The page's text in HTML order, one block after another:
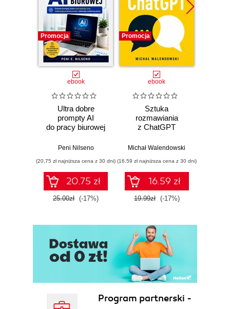
Promocja
ebook
Ultra dobre
prompty AI
do pracy biurowej
Peni Nilseno
(20,75 zł najniższa cena z 30 dni)
20.75 zł
25.00zł (-17%)
Promocja
ebook
Sztuka
rozmawiania
z ChatGPT
Michał Walendowski
(16,59 zł najniższa cena z 30 dni)
16.59 zł
19.99zł (-17%)
Program partnerski -